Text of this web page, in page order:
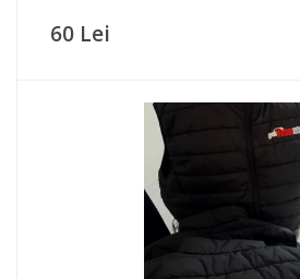
60 Lei